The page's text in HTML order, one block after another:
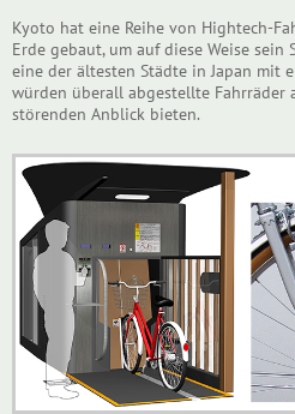
Kyoto hat eine Reihe von Hightech-
Erde gebaut, um auf diese Weise
eine der ältesten Städte in Japan mit
würden überall abgestellte Fahrräder
störenden Anblick bieten.